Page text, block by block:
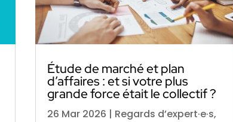
Étude de marché et plan
d’affaires : et si votre plus
grande force était le collectif ?
26 Mar 2026 | Regards d’expert·e·s,